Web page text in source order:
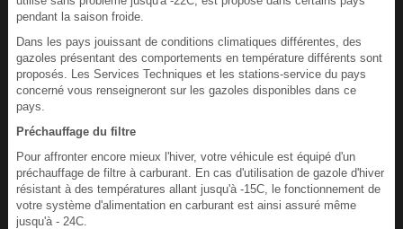
pendant la saison froide.
Dans les pays jouissant de conditions climatiques différentes, des
gazoles présentant des comportements en température différents sont
proposés. Les Services Techniques et les stations-service du pays
concerné vous renseigneront sur les gazoles disponibles dans ce
pays.
Préchauffage du filtre
Pour affronter encore mieux l'hiver, votre véhicule est équipé d'un
préchauffage de filtre à carburant. En cas d'utilisation de gazole d'hiver
résistant à des températures allant jusqu'à -15C, le fonctionnement de
votre système d'alimentation en carburant est ainsi assuré même
jusqu'à - 24C.